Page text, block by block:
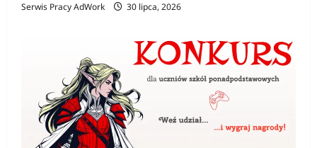
Serwis Pracy AdWork 30 lipca, 2026